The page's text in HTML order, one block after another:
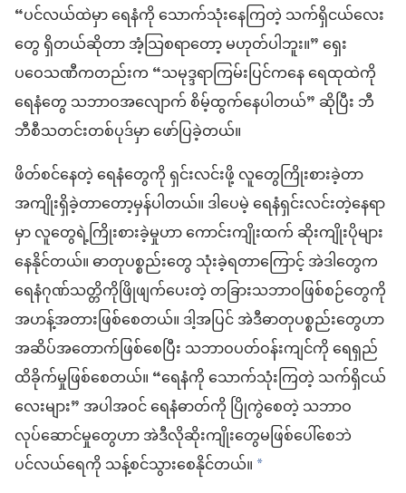
“ပင်လယ်ထဲမှာ ရေနံကို သောက်သုံးနေကြတဲ့ သက်ရှိငယ်လေး
တွေ ရှိတယ်ဆိုတာ အံ့သြစရာတော့ မဟုတ်ပါဘူး။” ရှေး
ပဝေသဏီကတည်းက “သမုဒ္ဒရာကြမ်းပြင်ကနေ ရေထုထဲကို
ရေနံတွေ သဘာဝအလျောက် စိမ့်ထွက်နေပါတယ်” ဆိုပြီး ဘီ
ဘီစီသတင်းတစ်ပုဒ်မှာ ဖော်ပြခဲ့တယ်။
ဖိတ်စင်နေတဲ့ ရေနံတွေကို ရှင်းလင်းဖို့ လူတွေကြိုးစားခဲ့တာ
အကျိုးရှိခဲ့တာတော့မှန်ပါတယ်။ ဒါပေမဲ့ ရေနံရှင်းလင်းတဲ့နေရာ
မှာ လူတွေရဲ့ကြိုးစားခဲ့မှုဟာ ကောင်းကျိုးထက် ဆိုးကျိုးပိုများ
နေနိုင်တယ်။ ဓာတုပစ္စည်းတွေ သုံးခဲ့ရတာကြောင့် အဲဒါတွေက
ရေနံဂုဏ်သတ္တိကိုဖြိုဖျက်ပေးတဲ့ တခြားသဘာဝဖြစ်စဉ်တွေကို
အဟန့်အတားဖြစ်စေတယ်။ ဒါ့အပြင် အဲဒီဓာတုပစ္စည်းတွေဟာ
အဆိပ်အတောက်ဖြစ်စေပြီး သဘာဝပတ်ဝန်းကျင်ကို ရေရှည်
ထိခိုက်မှုဖြစ်စေတယ်။ “ရေနံကို သောက်သုံးကြတဲ့ သက်ရှိငယ်
လေးများ” အပါအဝင် ရေနံဓာတ်ကို ပြိုကွဲစေတဲ့ သဘာဝ
လုပ်ဆောင်မှုတွေဟာ အဲဒီလိုဆိုးကျိုးတွေမဖြစ်ပေါ်စေဘဲ
ပင်လယ်ရေကို သန့်စင်သွားစေနိုင်တယ်။ *